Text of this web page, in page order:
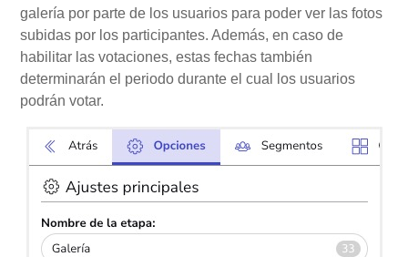
galería por parte de los usuarios para poder ver las fotos
subidas por los participantes. Además, en caso de
habilitar las votaciones, estas fechas también
determinarán el periodo durante el cual los usuarios
podrán votar.